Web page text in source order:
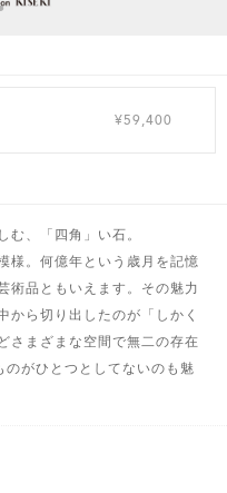
¥59,400
む、「四角」い石。
様。何億年という歳月を記憶
術品ともいえます。その魅力
から切り出したのが「しかく
さまざまな空間で無二の存在
がひとつとしてないのも魅